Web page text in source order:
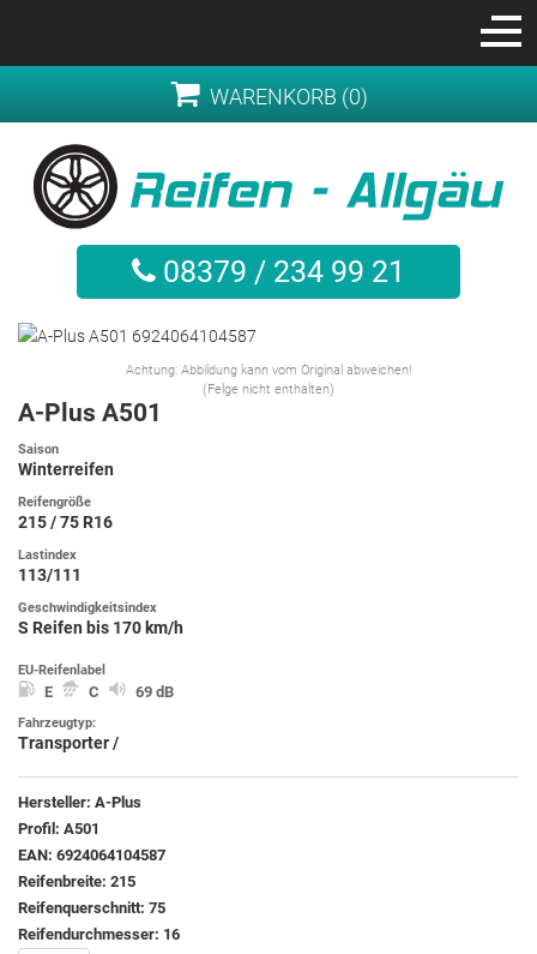
WARENKORB (0)
08379 / 234 99 21
Achtung: Abbildung kann vom Original abweichen!
(Felge nicht enthalten)
A-Plus A501
Saison
Winterreifen
Reifengröße
215 / 75 R16
Lastindex
113/111
Geschwindigkeitsindex
S Reifen bis 170 km/h
EU-Reifenlabel
E C 69 dB
Fahrzeugtyp:
Transporter /
Hersteller: A-Plus
Profil: A501
EAN: 6924064104587
Reifenbreite: 215
Reifenquerschnitt: 75
Reifendurchmesser: 16